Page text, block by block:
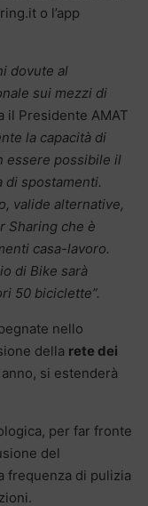
o l’app
dovute al
sui mezzi di
il Presidente AMAT
la capacità di
essere possibile il
di spostamenti.
valide alternative,
Sharing che è
casa-lavoro.
di Bike sarà
50 biciclette”.
nello
della rete dei
si estenderà
per far fronte
del
frequenza di pulizia